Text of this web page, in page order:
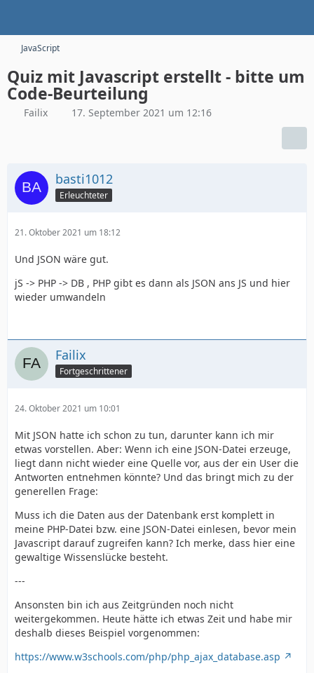
JavaScript
Quiz mit Javascript erstellt - bitte um
Code-Beurteilung
Failix 17. September 2021 um 12:16
basti1012
Erleuchteter
21. Oktober 2021 um 18:12
Und JSON wäre gut.
jS -> PHP -> DB , PHP gibt es dann als JSON ans JS und hier
wieder umwandeln
Failix
Fortgeschrittener
24. Oktober 2021 um 10:01
Mit JSON hatte ich schon zu tun, darunter kann ich mir
etwas vorstellen. Aber: Wenn ich eine JSON-Datei erzeuge,
liegt dann nicht wieder eine Quelle vor, aus der ein User die
Antworten entnehmen könnte? Und das bringt mich zu der
generellen Frage:
Muss ich die Daten aus der Datenbank erst komplett in
meine PHP-Datei bzw. eine JSON-Datei einlesen, bevor mein
Javascript darauf zugreifen kann? Ich merke, dass hier eine
gewaltige Wissenslücke besteht.
---
Ansonsten bin ich aus Zeitgründen noch nicht
weitergekommen. Heute hätte ich etwas Zeit und habe mir
deshalb dieses Beispiel vorgenommen:
https://www.w3schools.com/php/php_ajax_database.asp